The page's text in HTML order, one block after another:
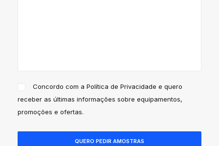
Concordo com aPolítica de Privacidade e quero
receber as últimas informações sobre equipamentos,
promoções e ofertas.